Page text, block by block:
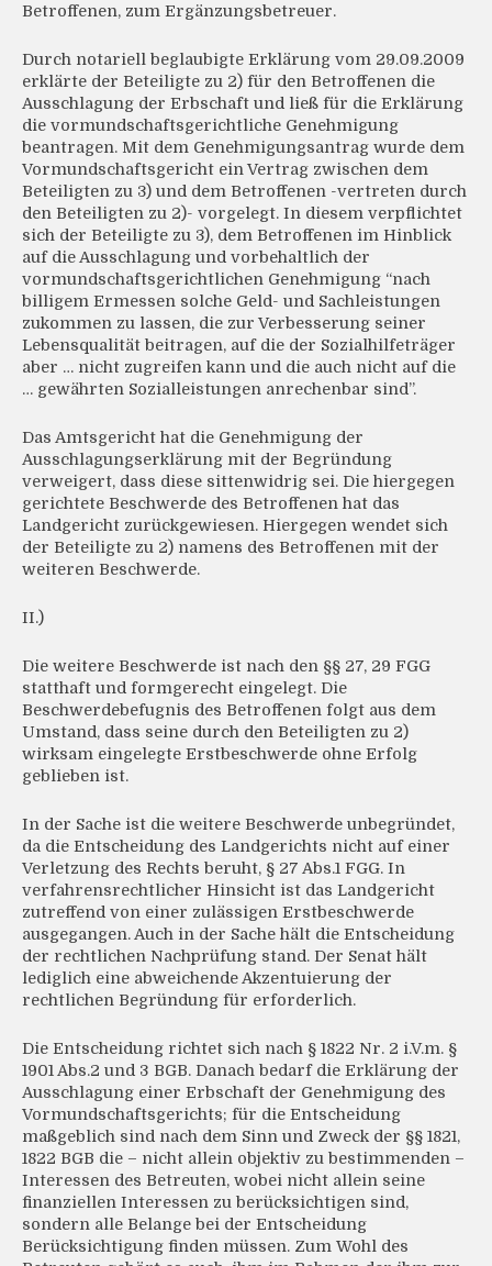
Betroffenen, zum Ergänzungsbetreuer.
Durch notariell beglaubigte Erklärung vom 29.09.2009
erklärte der Beteiligte zu 2) für den Betroffenen die
Ausschlagung der Erbschaft und ließ für die Erklärung
die vormundschaftsgerichtliche Genehmigung
beantragen. Mit dem Genehmigungsantrag wurde dem
Vormundschaftsgericht ein Vertrag zwischen dem
Beteiligten zu 3) und dem Betroffenen -vertreten durch
den Beteiligten zu 2)- vorgelegt. In diesem verpflichtet
sich der Beteiligte zu 3), dem Betroffenen im Hinblick
auf die Ausschlagung und vorbehaltlich der
vormundschaftsgerichtlichen Genehmigung “nach
billigem Ermessen solche Geld- und Sachleistungen
zukommen zu lassen, die zur Verbesserung seiner
Lebensqualität beitragen, auf die der Sozialhilfeträger
aber … nicht zugreifen kann und die auch nicht auf die
… gewährten Sozialleistungen anrechenbar sind”.
Das Amtsgericht hat die Genehmigung der
Ausschlagungserklärung mit der Begründung
verweigert, dass diese sittenwidrig sei. Die hiergegen
gerichtete Beschwerde des Betroffenen hat das
Landgericht zurückgewiesen. Hiergegen wendet sich
der Beteiligte zu 2) namens des Betroffenen mit der
weiteren Beschwerde.
II.)
Die weitere Beschwerde ist nach den §§ 27, 29 FGG
statthaft und formgerecht eingelegt. Die
Beschwerdebefugnis des Betroffenen folgt aus dem
Umstand, dass seine durch den Beteiligten zu 2)
wirksam eingelegte Erstbeschwerde ohne Erfolg
geblieben ist.
In der Sache ist die weitere Beschwerde unbegründet,
da die Entscheidung des Landgerichts nicht auf einer
Verletzung des Rechts beruht, § 27 Abs.1 FGG. In
verfahrensrechtlicher Hinsicht ist das Landgericht
zutreffend von einer zulässigen Erstbeschwerde
ausgegangen. Auch in der Sache hält die Entscheidung
der rechtlichen Nachprüfung stand. Der Senat hält
lediglich eine abweichende Akzentuierung der
rechtlichen Begründung für erforderlich.
Die Entscheidung richtet sich nach § 1822 Nr. 2 i.V.m. §
1901 Abs.2 und 3 BGB. Danach bedarf die Erklärung der
Ausschlagung einer Erbschaft der Genehmigung des
Vormundschaftsgerichts; für die Entscheidung
maßgeblich sind nach dem Sinn und Zweck der §§ 1821,
1822 BGB die – nicht allein objektiv zu bestimmenden –
Interessen des Betreuten, wobei nicht allein seine
finanziellen Interessen zu berücksichtigen sind,
sondern alle Belange bei der Entscheidung
Berücksichtigung finden müssen. Zum Wohl des